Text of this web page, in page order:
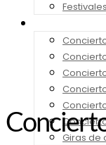
Giras de